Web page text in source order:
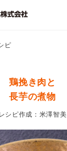
ピ
鶏挽き肉と
長芋の煮物
レシピ作成：米澤智美